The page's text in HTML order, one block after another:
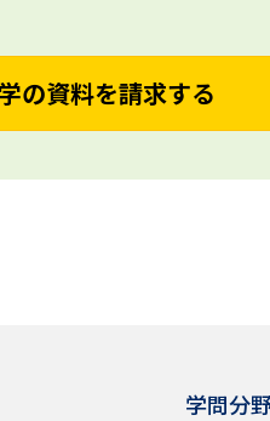
の資料を請求する
学問分